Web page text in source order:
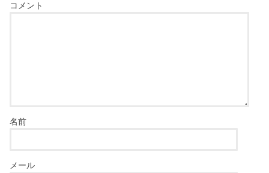
コメント
名前
メール